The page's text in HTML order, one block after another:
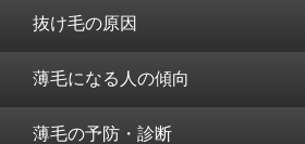
抜け毛の原因
薄毛になる人の傾向
薄毛の予防・診断